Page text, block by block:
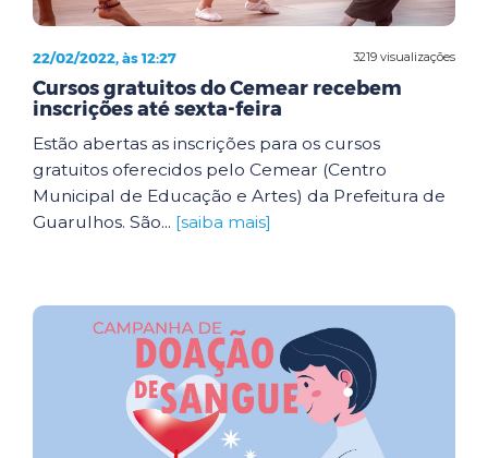
3219 visualizações
22/02/2022, às 12:27
Cursos gratuitos do Cemear recebem
inscrições até sexta-feira
Estão abertas as inscrições para os cursos
gratuitos oferecidos pelo Cemear (Centro
Municipal de Educação e Artes) da Prefeitura de
Guarulhos. São... [saiba mais]